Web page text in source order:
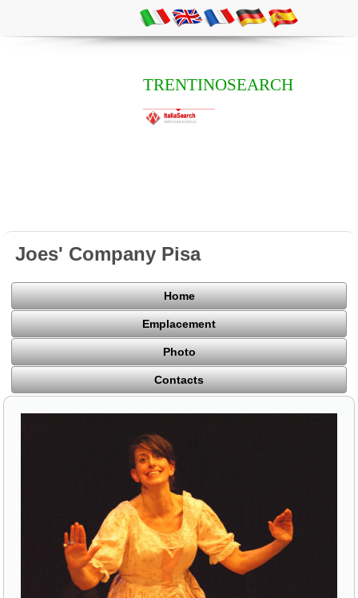
TRENTINOSEARCH
Joes' Company Pisa
Home
Emplacement
Photo
Contacts